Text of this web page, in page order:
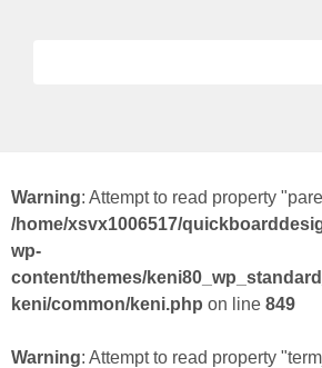
Warning: Attempt to read property
/home/xsvx1006517/
wp-
content/themes/
keni/common/keni.php on line 849
Warning: Attempt to read property